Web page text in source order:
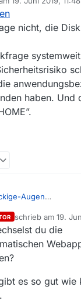
les\Java
Edit:
von
nicht, die
haben. Und
Augen
ohne Rückfrage
ist DAS
kluge Menschen die
J-Portable ja
schrieb am 19.
zuletzt editiert von
du die
es so gut wie